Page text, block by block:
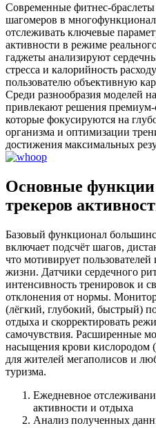
Современные фитнес-
шагомеров в
отслеживать ключевые
активности в режиме
гаджеты анализируют
стресса и калорийность
пользователю объективную
Среди разнообразия моделей
привлекают решения премиум-
которые фокусируются на
организма и оптимизации
достижения максимальных
Основные
трекеров
Базовый функционал
включает подсчёт шагов,
что мотивирует
жизни. Датчики сердечного
интенсивность тренировок и
отклонения от нормы.
(лёгкий, глубокий, быстрый)
отдыха и скорректировать
самочувствия. Расширенные
насыщения крови кислородом
для жителей мегаполисов и
туризма.
Ежедневное
активности и отдыха
Анализ полученных